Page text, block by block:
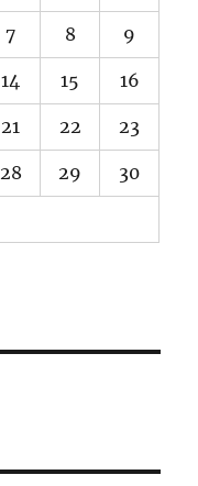
7 8 9
14 15 16
21 22 23
28 29 30